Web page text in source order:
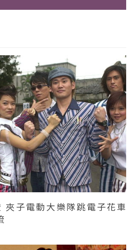
夾子電動大樂隊跳電子花車